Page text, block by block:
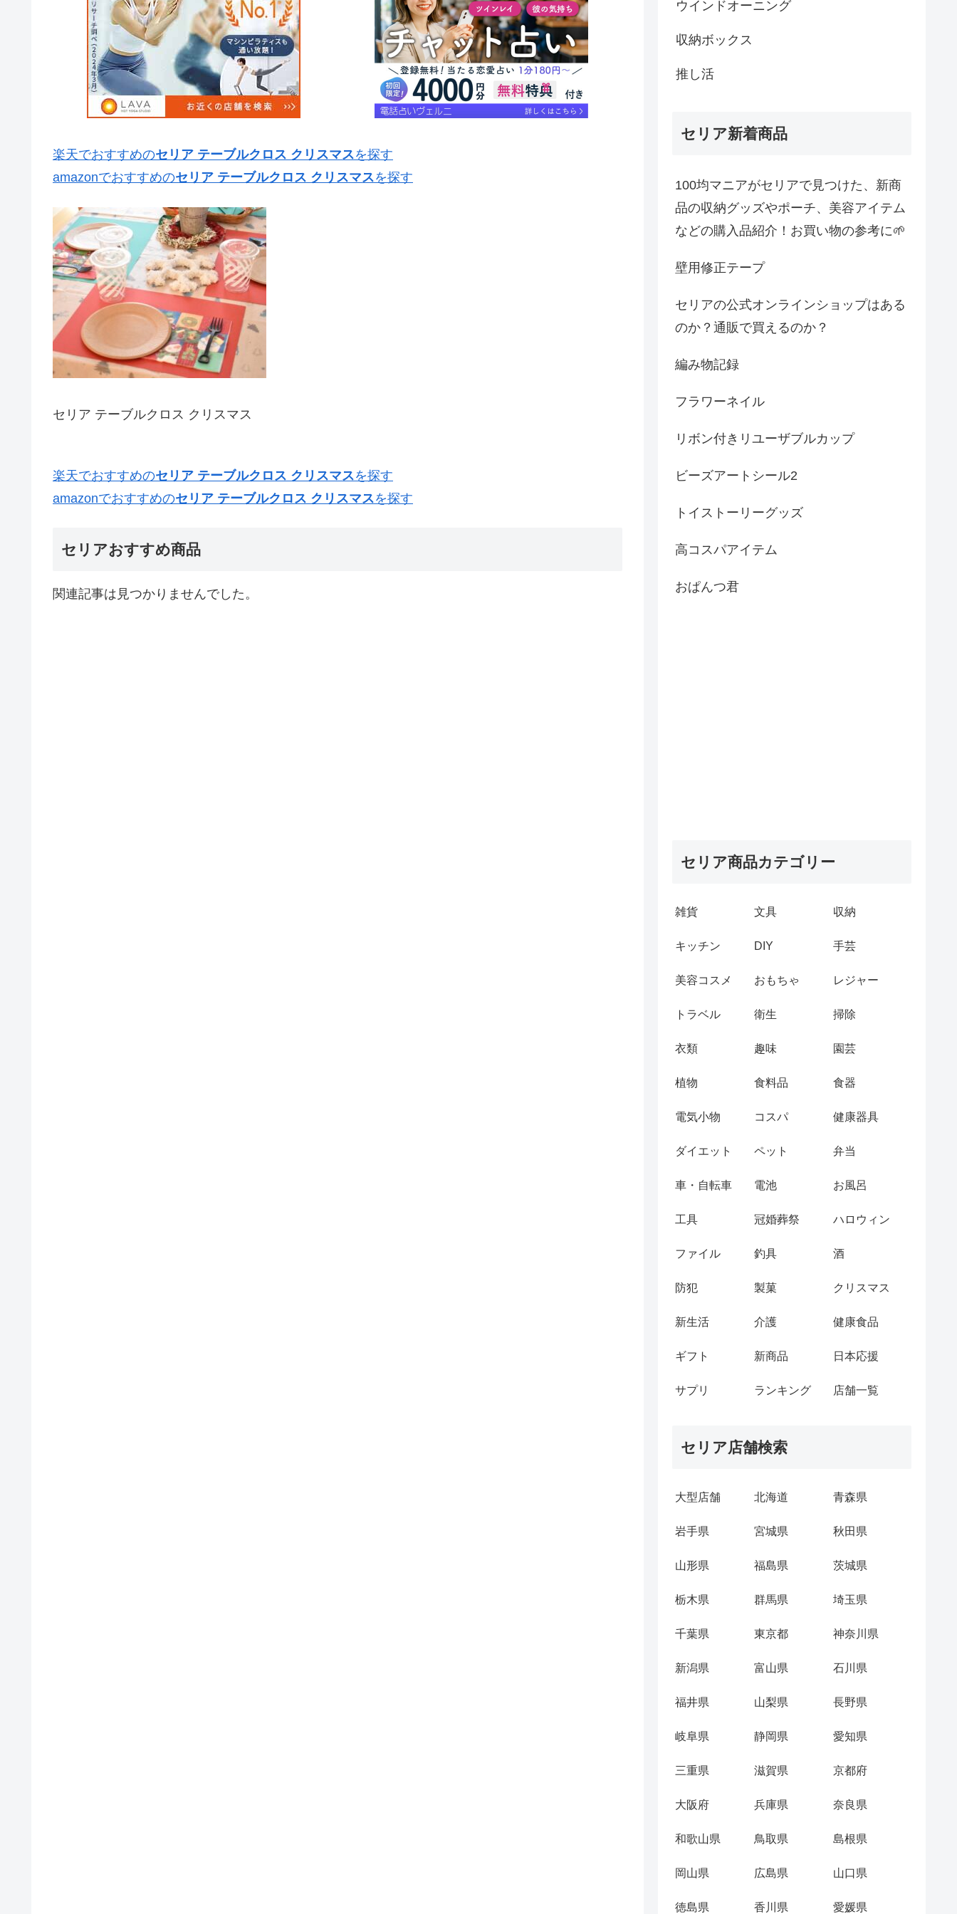
楽天でおすすめのセリア テーブルクロス クリスマスを探す
amazonでおすすめのセリア テーブルクロス クリスマスを探す
セリア テーブルクロス クリスマス
楽天でおすすめのセリア テーブルクロス クリスマスを探す
amazonでおすすめのセリア テーブルクロス クリスマスを探す
セリアおすすめ商品
関連記事は見つかりませんでした。
ウインドオーニング
収納ボックス
推し活
セリア新着商品
100均マニアがセリアで見つけた、新商
品の収納グッズやポーチ、美容アイテム
などの購入品紹介！お買い物の参考に🌱
壁用修正テープ
セリアの公式オンラインショップはある
のか？通販で買えるのか？
編み物記録
フラワーネイル
リボン付きリユーザブルカップ
ビーズアートシール2
トイストーリーグッズ
高コスパアイテム
おぱんつ君
セリア商品カテゴリー
雑貨 文具 収納
キッチン DIY 手芸
美容コスメ おもちゃ レジャー
トラベル 衛生 掃除
衣類 趣味 園芸
植物 食料品 食器
電気小物 コスパ 健康器具
ダイエット ペット 弁当
車・自転車 電池 お風呂
工具 冠婚葬祭 ハロウィン
ファイル 釣具 酒
防犯 製菓 クリスマス
新生活 介護 健康食品
ギフト 新商品 日本応援
サプリ ランキング 店舗一覧
セリア店舗検索
大型店舗 北海道 青森県
岩手県 宮城県 秋田県
山形県 福島県 茨城県
栃木県 群馬県 埼玉県
千葉県 東京都 神奈川県
新潟県 富山県 石川県
福井県 山梨県 長野県
岐阜県 静岡県 愛知県
三重県 滋賀県 京都府
大阪府 兵庫県 奈良県
和歌山県 鳥取県 島根県
岡山県 広島県 山口県
徳島県 香川県 愛媛県